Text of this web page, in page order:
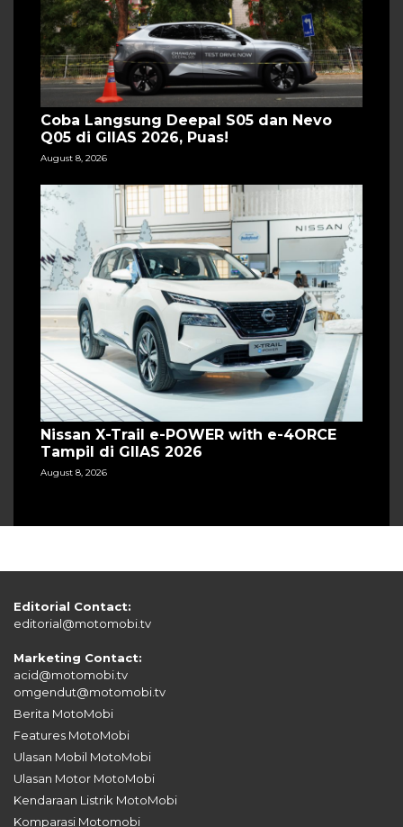
Coba Langsung Deepal S05 dan Nevo
Q05 di GIIAS 2026, Puas!
August 8, 2026
Nissan X-Trail e-POWER with e-4ORCE
Tampil di GIIAS 2026
August 8, 2026
Editorial Contact:
editorial@motomobi.tv
Marketing Contact:
acid@motomobi.tv
omgendut@motomobi.tv
Berita MotoMobi
Features MotoMobi
Ulasan Mobil MotoMobi
Ulasan Motor MotoMobi
Kendaraan Listrik MotoMobi
Komparasi Motomobi